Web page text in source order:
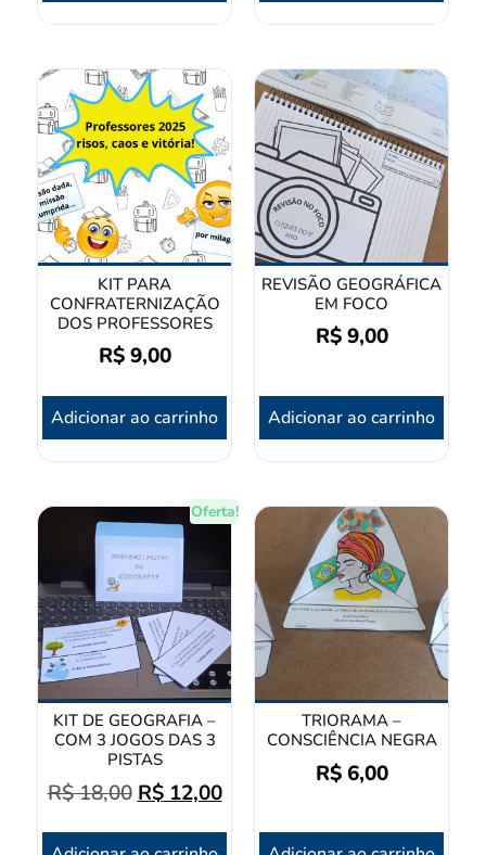
KIT PARA
CONFRATERNIZAÇÃO
DOS PROFESSORES
R$9,00
Adicionar ao carrinho
REVISÃO GEOGRÁFICA
EM FOCO
R$9,00
Adicionar ao carrinho
Oferta!
KIT DE GEOGRAFIA –
COM 3 JOGOS DAS 3
PISTAS
R$18,00 R$12,00
TRIORAMA –
CONSCIÊNCIA NEGRA
R$6,00